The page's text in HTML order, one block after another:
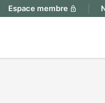
Espace membre lock